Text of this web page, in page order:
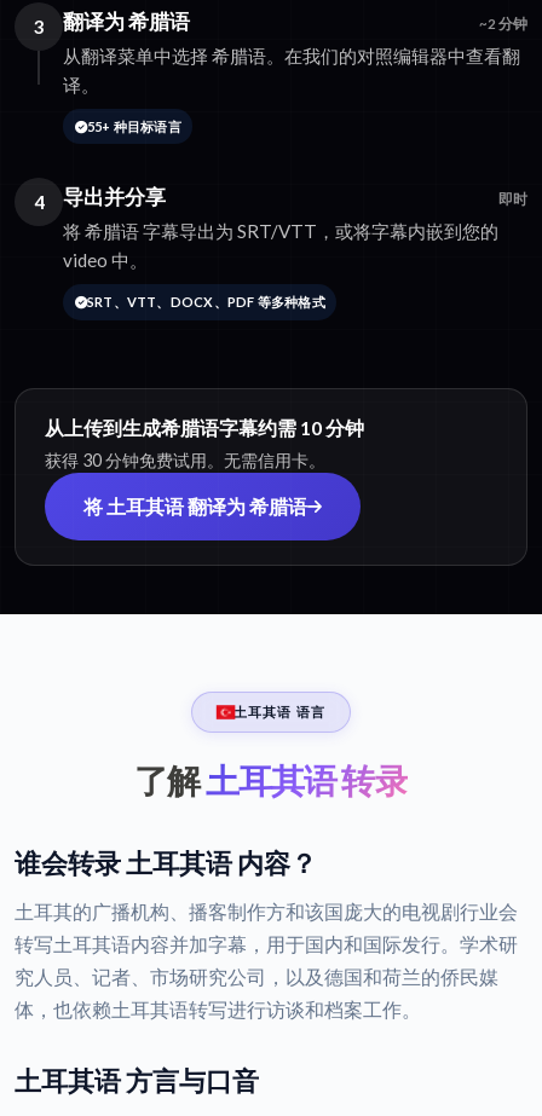
3 翻译为 希腊语 ~2 分钟
从翻译菜单中选择 希腊语。在我们的对照编辑器中查看翻
译。
55+ 种目标语言
4 导出并分享 即时
将 希腊语 字幕导出为 SRT/VTT，或将字幕内嵌到您的
video 中。
SRT、VTT、DOCX、PDF 等多种格式
从上传到生成希腊语字幕约需 10 分钟
获得 30 分钟免费试用。无需信用卡。
将 土耳其语 翻译为 希腊语
土耳其语 语言
了解土耳其语 转录
谁会转录 土耳其语 内容？
土耳其的广播机构、播客制作方和该国庞大的电视剧行业会
转写土耳其语内容并加字幕，用于国内和国际发行。学术研
究人员、记者、市场研究公司，以及德国和荷兰的侨民媒
体，也依赖土耳其语转写进行访谈和档案工作。
土耳其语 方言与口音